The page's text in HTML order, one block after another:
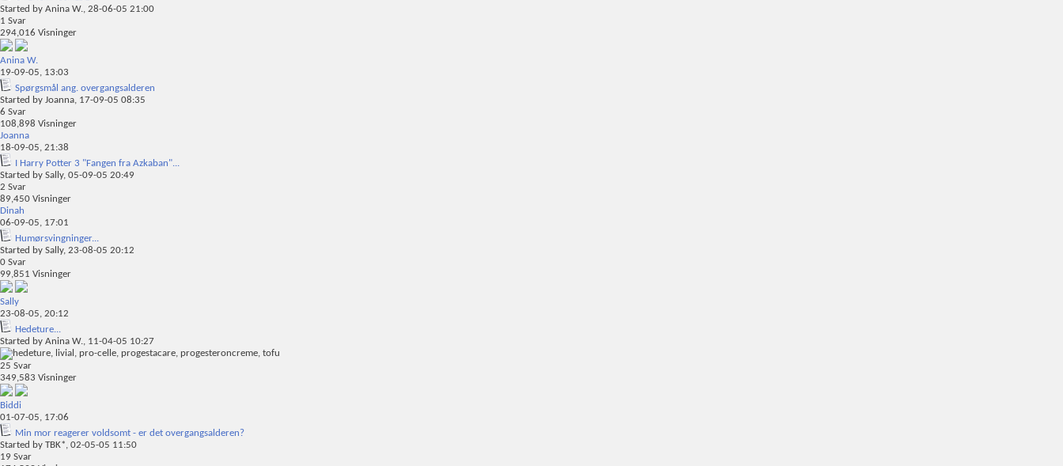
Started by Anina W., 28-06-05 21:00
1 Svar
294,016 Visninger
Anina W.
19-09-05, 13:03
Spørgsmål ang. overgangsalderen
Started by Joanna, 17-09-05 08:35
6 Svar
108,898 Visninger
Joanna
18-09-05, 21:38
I Harry Potter 3 "Fangen fra Azkaban"...
Started by Sally, 05-09-05 20:49
2 Svar
89,450 Visninger
Dinah
06-09-05, 17:01
Humørsvingninger...
Started by Sally, 23-08-05 20:12
0 Svar
99,851 Visninger
Sally
23-08-05, 20:12
Hedeture...
Started by Anina W., 11-04-05 10:27
25 Svar
349,583 Visninger
Biddi
01-07-05, 17:06
Min mor reagerer voldsomt - er det overgangsalderen?
Started by TBK*, 02-05-05 11:50
19 Svar